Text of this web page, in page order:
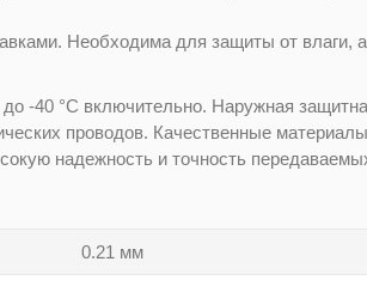
Необходима для защиты от влаги,
-40 °C включительно. Наружная
проводов. Качественные
надежность и точность
0.21 мм